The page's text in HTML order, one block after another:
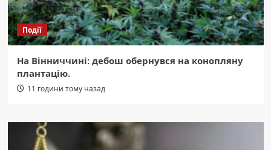
Події
На Вінниччині: дебош обернувся на конопляну
плантацію.
11 години тому назад